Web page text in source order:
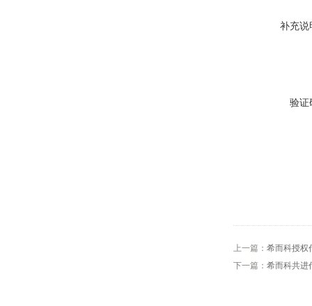
补充说
验证
上一篇： 希而科授权
下一篇： 希而科共进